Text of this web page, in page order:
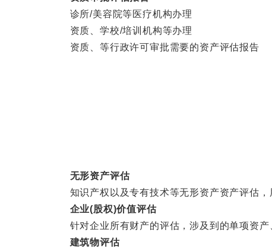
诊所/美容院等医疗机构办理
资质、学校/培训机构等办理
资质、等行政许可审批需要的资产评估报告
无形资产评估
知识产权以及专有技术等无形资产资产评估，
企业(股权)价值评估
针对企业所有财产的评估，涉及到的单项资产
建筑物评估